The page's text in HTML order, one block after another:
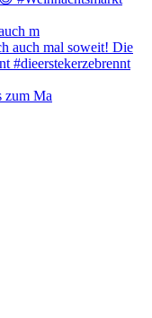
m
zum Ma